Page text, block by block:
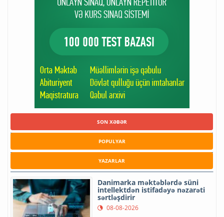
SON XƏBƏR
POPULYAR
YAZARLAR
Danimarka məktəblərdə süni
intellektdən istifadəyə nəzarəti
sərtləşdirir
08-08-2026